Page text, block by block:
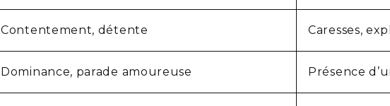
Contentement, détente Caresses,
Dominance, parade amoureuse Présence